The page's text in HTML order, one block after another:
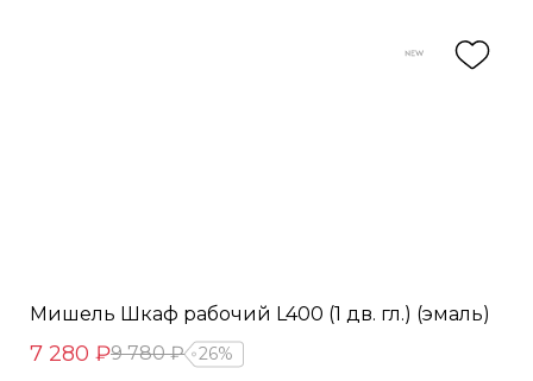
Мишель Шкаф рабочий L400 (1 дв. гл.) (эмаль)
7 280 ₽9 780 ₽ 26%